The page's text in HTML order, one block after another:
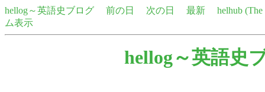
hellog～英語史ブログ 前の日 次の日 最新
helhub
ム表示
hellog～英語史